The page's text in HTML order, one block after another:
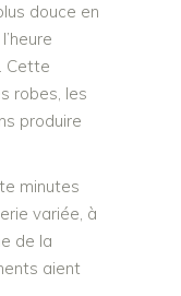
douce en
Cette
robes, les
produire
minutes
variée, à
de la
aient